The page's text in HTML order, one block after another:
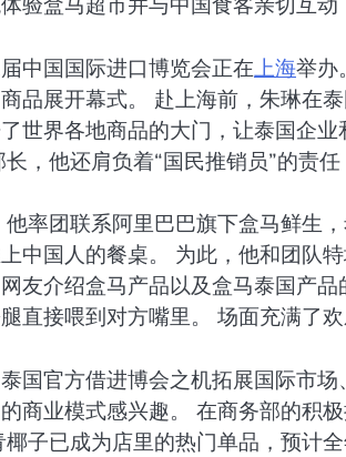
中国国际进口博览会正在 上海举办
品展开幕式。 赴上海前，朱琳在
世界各地商品的大门，让泰国企
，他还肩负着“国民推销员”的责任
率团联系阿里巴巴旗下盒马鲜生
中国人的餐桌。 为此，他和团队
友介绍盒马产品以及盒马泰国产
直接喂到对方嘴里。 场面充满了欢
国官方借进博会之机拓展国际市
商业模式感兴趣。 在商务部的积
子已成为店里的热门单品，预计